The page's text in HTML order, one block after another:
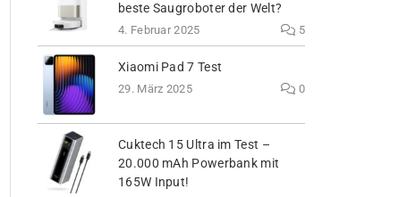
beste Saugroboter der Welt?
4. Februar 2025 5
Xiaomi Pad 7 Test
29. März 2025 0
Cuktech 15 Ultra im Test –
20.000 mAh Powerbank mit
165W Input!